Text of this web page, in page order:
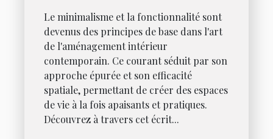
Le minimalisme et la fonctionnalité sont
devenus des principes de base dans l'art
de l'aménagement intérieur
contemporain. Ce courant séduit par son
approche épurée et son efficacité
spatiale, permettant de créer des espaces
de vie à la fois apaisants et pratiques.
Découvrez à travers cet écrit...